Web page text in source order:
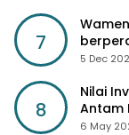
7
5 Dec
8
Nilai
Antam
6 May